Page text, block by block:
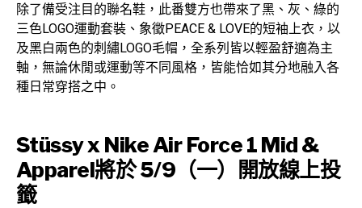
除了備受注目的聯名鞋，此番雙方也帶來了黑、灰、綠的
三色LOGO運動套裝、象徵PEACE & LOVE的短袖上衣，以
及黑白兩色的刺繡LOGO毛帽，全系列皆以輕盈舒適為主
軸，無論休閒或運動等不同風格，皆能恰如其分地融入各
種日常穿搭之中。
Stüssy x Nike Air Force 1 Mid &
Apparel將於 5/9（一）開放線上投
籤